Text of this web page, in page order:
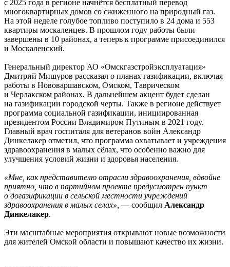
с 2025 года в регионе начнётся бесплатный перевод
многоквартирных домов со сжиженного на природный газ.
На этой неделе голубое топливо поступило в 24 дома и 553
квартиры москаленцев. В прошлом году работы были
завершены в 10 районах, а теперь к программе присоединился
и Москаленский.
Генеральный директор АО «Омскгазстройэксплуатация»
Дмитрий Мишуров рассказал о планах газификации, включая
работы в Нововаршавском, Омском, Таврическом
и Черлакском районах. В дальнейшем акцент будет сделан
на газификации городской черты. Также в регионе действует
программа социальной газификации, инициированная
президентом России Владимиром Путиным в 2021 году.
Главный врач госпиталя для ветеранов войн Александр
Динкелакер отметил, что программа охватывает и учреждения
здравоохранения в малых сёлах, что особенно важно для
улучшения условий жизни и здоровья населения.
«Мне, как представителю отрасли здравоохранения, вдвойне
приятно, что в партийном проекте предусмотрен пункт
о догазификации в сельской местности учреждений
здравоохранения в малых селах», — сообщил Александр
Динкелакер.
Эти масштабные мероприятия открывают новые возможности
для жителей Омской области и повышают качество их жизни.